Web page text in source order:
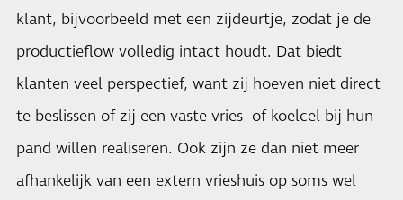
klant, bijvoorbeeld met een zijdeurtje, zodat je de
productieflow volledig intact houdt. Dat biedt
klanten veel perspectief, want zij hoeven niet direct
te beslissen of zij een vaste vries- of koelcel bij hun
pand willen realiseren. Ook zijn ze dan niet meer
afhankelijk van een extern vrieshuis op soms wel